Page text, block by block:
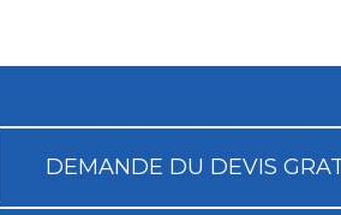
DEMANDE DU DEVIS